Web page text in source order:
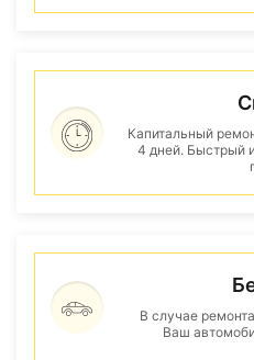
Капитальный
4 дней. Быстрый
В случае
Ваш